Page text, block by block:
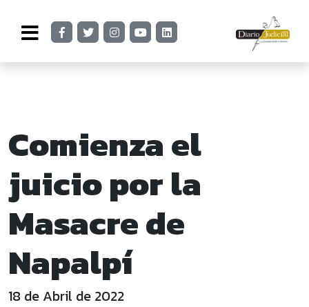
Comienza el
juicio por la
Masacre de
Napalpí
18 de Abril de 2022